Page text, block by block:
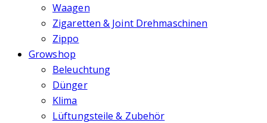
Waagen
Zigaretten & Joint Drehmaschinen
Zippo
Growshop
Beleuchtung
Dünger
Klima
Lüftungsteile & Zubehör